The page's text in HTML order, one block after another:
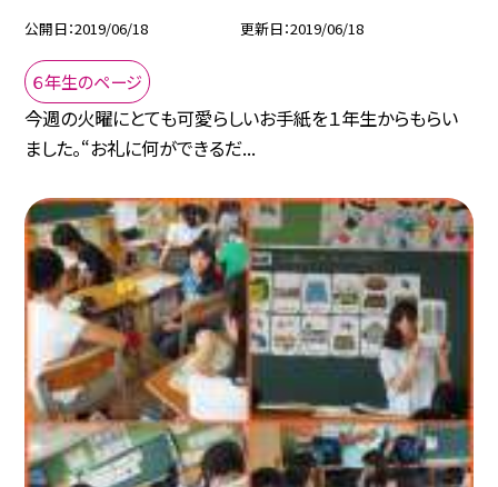
公開日 2019/06/18 更新日 2019/06/18
６年生のページ
今週の火曜にとても可愛らしいお手紙を１年生からもらい
ました。“お礼に何ができるだ...